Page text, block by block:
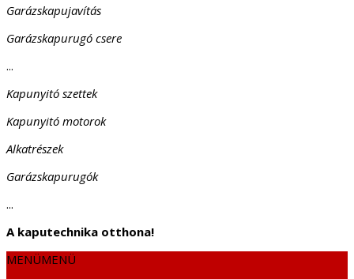
Garázskapujavítás
Garázskapurugó csere
...
Kapunyitó szettek
Kapunyitó motorok
Alkatrészek
Garázskapurugók
...
A kaputechnika otthona!
MENÜMENÜ